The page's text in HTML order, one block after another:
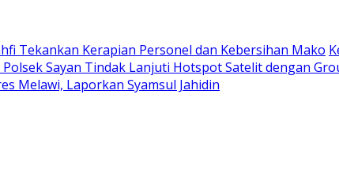
Tekankan Kerapian Personel dan Kebersihan Mako
Sayan Tindak Lanjuti Hotspot Satelit dengan
Melawi, Laporkan Syamsul Jahidin